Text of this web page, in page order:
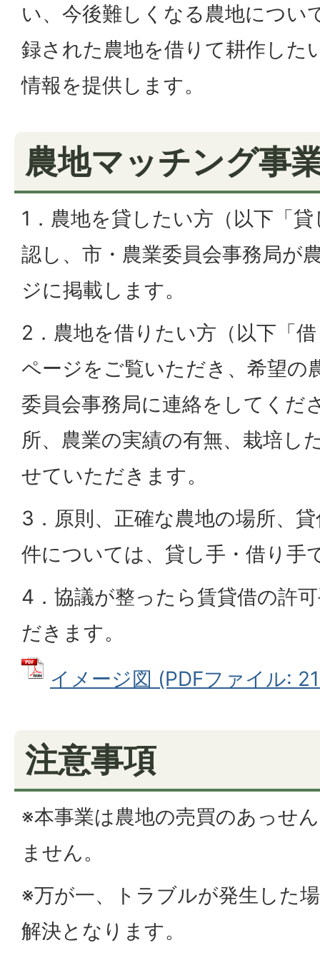
い、今後難しくなる農地につい
録された農地を借りて耕作した
情報を提供します。
農地マッチング事
1．農地を貸したい方（以下「
認し、市・農業委員会事務局が
ジに掲載します。
2．農地を借りたい方（以下「
ページをご覧いただき、希望の
委員会事務局に連絡をしてくだ
所、農業の実績の有無、栽培し
せていただきます。
3．原則、正確な農地の場所、
件については、貸し手・借り手
4．協議が整ったら賃貸借の許
だきます。
イメージ図 (PDFファイル:
注意事項
※本事業は農地の売買のあっせ
ません。
※万が一、トラブルが発生した
解決となります。